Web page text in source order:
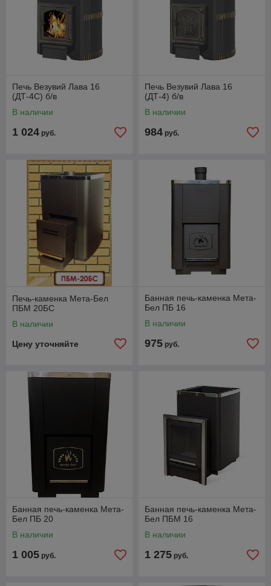
Печь Везувий Лава 16
(ДТ-4С) б/в
В наличии
1 024 руб.
Печь Везувий Лава 16
(ДТ-4) б/в
В наличии
984 руб.
Печь-каменка Мета-Бел
ПБМ 20БС
В наличии
Цену уточняйте
Банная печь-каменка Мета-
Бел ПБ 16
В наличии
975 руб.
Банная печь-каменка Мета-
Бел ПБ 20
В наличии
1 005 руб.
Банная печь-каменка Мета-
Бел ПБМ 16
В наличии
1 275 руб.